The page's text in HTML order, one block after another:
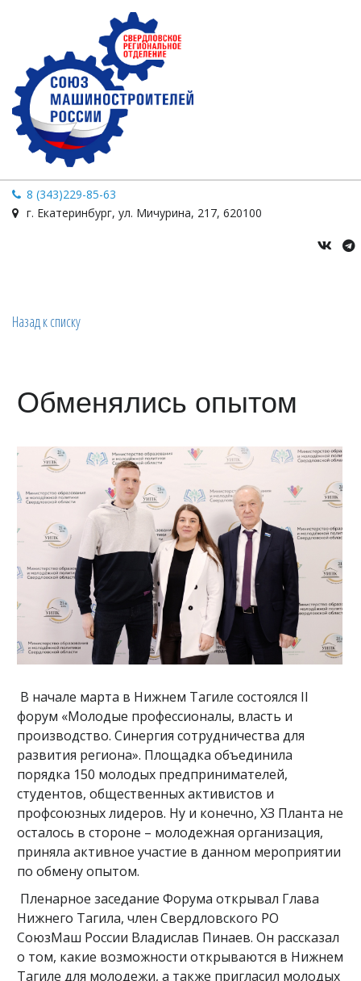
8 (343)229-85-63
г. Екатеринбург, ул. Мичурина, 217, 620100
Назад к списку
Обменялись опытом
В начале марта в Нижнем Тагиле состоялся II
форум «Молодые профессионалы, власть и
производство. Синергия сотрудничества для
развития региона». Площадка объединила
порядка 150 молодых предпринимателей,
студентов, общественных активистов и
профсоюзных лидеров. Ну и конечно, ХЗ Планта не
осталось в стороне – молодежная организация,
приняла активное участие в данном мероприятии
по обмену опытом.
Пленарное заседание Форума открывал Глава
Нижнего Тагила, член Свердловского РО
СоюзМаш России Владислав Пинаев. Он рассказал
о том, какие возможности открываются в Нижнем
Тагиле для молодежи, а также пригласил молодых